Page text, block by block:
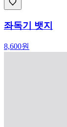
좌독기 뱃지
8,600원